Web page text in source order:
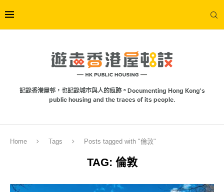
記錄香港屋邨，也記錄城市與人的痕跡。Documenting Hong Kong's
public housing and the traces of its people.
Home Tags Posts tagged with "倫敦"
TAG: 倫敦